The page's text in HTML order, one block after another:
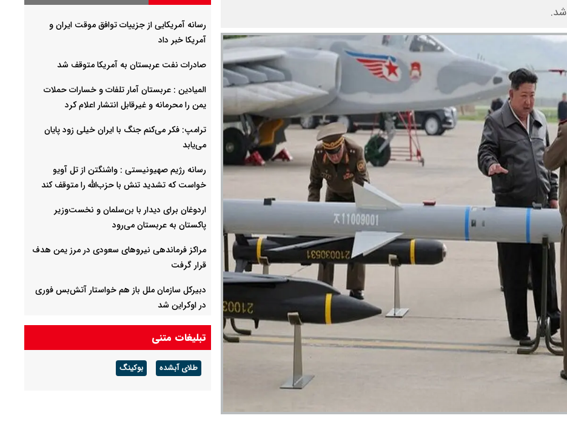
رسانه آمریکایی از جزییات توافق موقت ایران و
آمریکا خبر داد
صادرات نفت عربستان به آمریکا متوقف شد
المیادین : عربستان آمار تلفات و خسارات حملات
یمن را محرمانه و غیرقابل انتشار اعلام کرد
ترامپ: فکر می‌کنم جنگ با ایران خیلی زود پایان
می‌یابد
رسانه رژیم صهیونیستی : واشنگتن از تل آویو
خواست که تشدید تنش با حزب‌الله را متوقف کند
اردوغان برای دیدار با بن‌سلمان و نخست‌وزیر
پاکستان به عربستان می‌رود
مراکز فرماندهی نیروهای سعودی در مرز یمن هدف
قرار گرفت
دبیرکل سازمان ملل باز هم خواستار آتش‌بس فوری
در اوکراین شد
گفتگوی تلفنی وزرای امور خارجه ایران و موریتانی
برکناری دو مقام ارشد موساد
تبلیغات متنی
طلای آبشده بوکینگ